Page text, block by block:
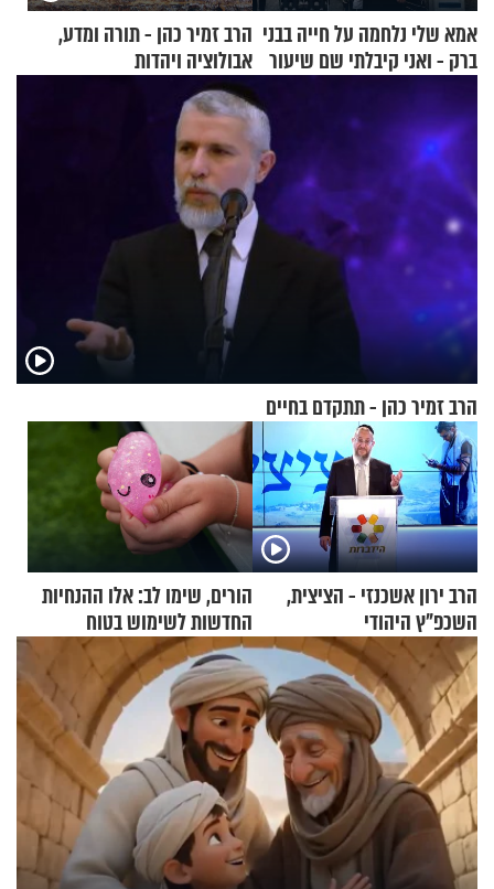
אמא שלי נלחמה על חייה בבני
ברק - ואני קיבלתי שם שיעור
באהבת חינם
הרב זמיר כהן - תורה ומדע,
אבולוציה ויהדות
הרב זמיר כהן - תתקדם בחיים
הרב ירון אשכנזי - הציצית,
השכפ"ץ היהודי
הורים, שימו לב: אלו ההנחיות
החדשות לשימוש בטוח
בסקווישי לאחר מקרי אשפוז